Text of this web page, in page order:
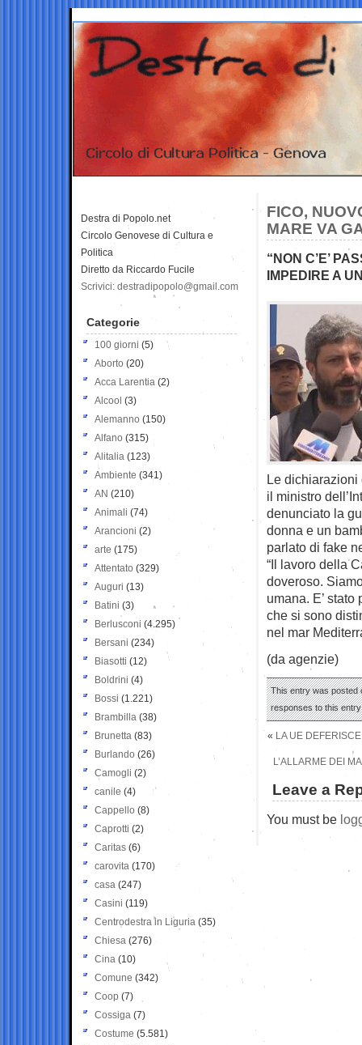
FICO,
MARE VA
“NON C’E’
IMPEDIRE A
Le dichiarazioni
il ministro
denunciato la
donna e un
parlato di fake
“Il lavoro della
doveroso.
umana. E’
che si sono
nel mar
(da agenzie)
This entry was posted
responses to this
« LA UE
L’ALLARME DEI
Leave a
You must be
Destra di Popolo.net
Circolo Genovese di Cultura e
Politica
Diretto da Riccardo Fucile
Scrivici: destradipopolo@gmail.com
Categorie
100 giorni (5)
Aborto (20)
Acca Larentia (2)
Alcool (3)
Alemanno (150)
Alfano (315)
Alitalia (123)
Ambiente (341)
AN (210)
Animali (74)
Arancioni (2)
arte (175)
Attentato (329)
Auguri (13)
Batini (3)
Berlusconi (4.295)
Bersani (234)
Biasotti (12)
Boldrini (4)
Bossi (1.221)
Brambilla (38)
Brunetta (83)
Burlando (26)
Camogli (2)
canile (4)
Cappello (8)
Caprotti (2)
Caritas (6)
carovita (170)
casa (247)
Casini (119)
Centrodestra in Liguria (35)
Chiesa (276)
Cina (10)
Comune (342)
Coop (7)
Cossiga (7)
Costume (5.581)